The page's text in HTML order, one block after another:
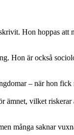
Hon hoppas att
Hon är också
– när hon
vilket
många saknar